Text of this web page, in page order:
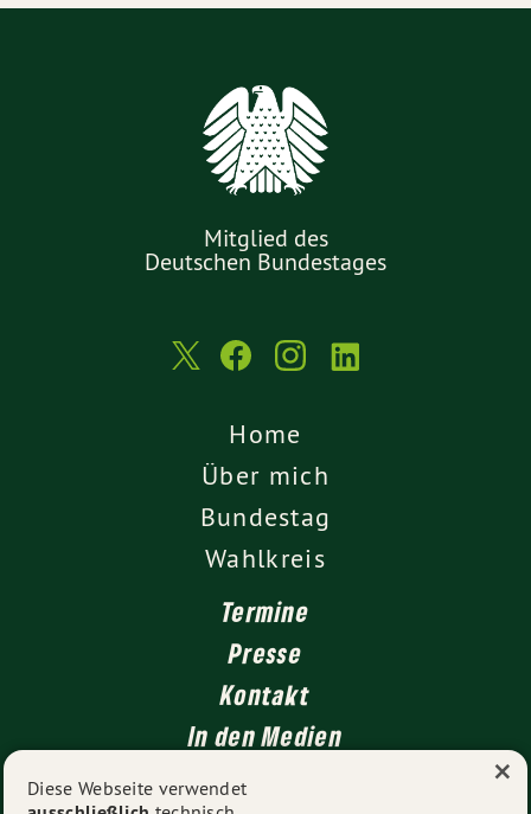
Mitglied des
Deutschen Bundestages
Home
Über mich
Bundestag
Wahlkreis
Termine
Presse
Kontakt
In den Medien
Impressum
Diese Webseite verwendet ×